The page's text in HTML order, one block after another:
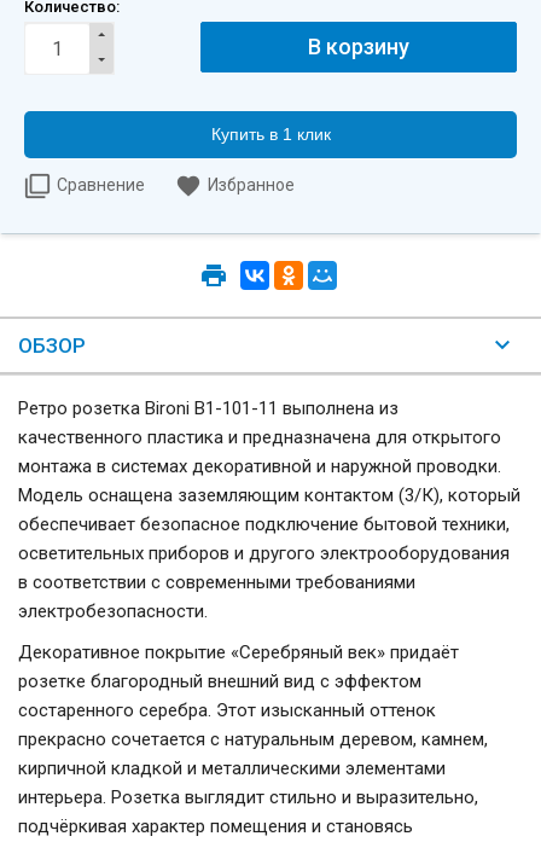
Количество:
Купить в 1 клик
Сравнение Избранное
ОБЗОР
Ретро розетка Bironi B1-101-11 выполнена из
качественного пластика и предназначена для открытого
монтажа в системах декоративной и наружной проводки.
Модель оснащена заземляющим контактом (3/К), который
обеспечивает безопасное подключение бытовой техники,
осветительных приборов и другого электрооборудования
в соответствии с современными требованиями
электробезопасности.
Декоративное покрытие «Серебряный век» придаёт
розетке благородный внешний вид с эффектом
состаренного серебра. Этот изысканный оттенок
прекрасно сочетается с натуральным деревом, камнем,
кирпичной кладкой и металлическими элементами
интерьера. Розетка выглядит стильно и выразительно,
подчёркивая характер помещения и становясь